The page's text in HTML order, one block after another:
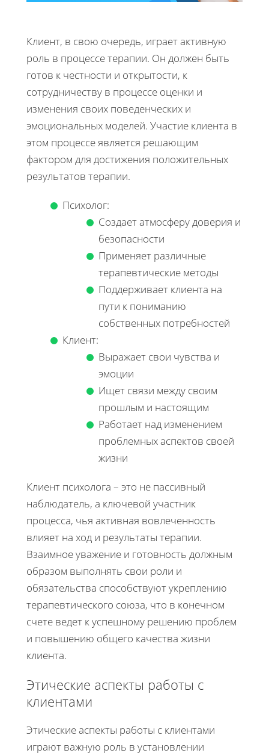
Клиент, в свою очередь, играет активную
роль в процессе терапии. Он должен быть
готов к честности и открытости, к
сотрудничеству в процессе оценки и
изменения своих поведенческих и
эмоциональных моделей. Участие клиента в
этом процессе является решающим
фактором для достижения положительных
результатов терапии.
Психолог:
Создает атмосферу доверия и
безопасности
Применяет различные
терапевтические методы
Поддерживает клиента на
пути к пониманию
собственных потребностей
Клиент:
Выражает свои чувства и
эмоции
Ищет связи между своим
прошлым и настоящим
Работает над изменением
проблемных аспектов своей
жизни
Клиент психолога – это не пассивный
наблюдатель, а ключевой участник
процесса, чья активная вовлеченность
влияет на ход и результаты терапии.
Взаимное уважение и готовность должным
образом выполнять свои роли и
обязательства способствуют укреплению
терапевтического союза, что в конечном
счете ведет к успешному решению проблем
и повышению общего качества жизни
клиента.
Этические аспекты работы с
клиентами
Этические аспекты работы с клиентами
играют важную роль в установлении